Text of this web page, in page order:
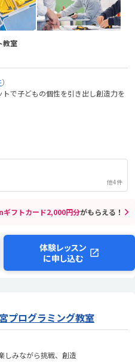
教室
）
で子どもの個性を引き出し創造力を
他4件
フトカード2,000円分がもらえる！
体験レッスン
に申し込む
プログラミング教室
しみながら挑戦、創造